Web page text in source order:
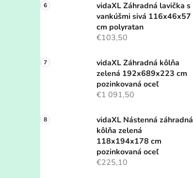
vidaXL Záhradná lavička s
vankúšmi sivá 116x46x57
cm polyratan
€103,50
vidaXL Záhradná kôlňa
zelená 192x689x223 cm
pozinkovaná oceľ
€1 091,50
vidaXL Nástenná záhradná
kôlňa zelená
118x194x178 cm
pozinkovaná oceľ
€225,10